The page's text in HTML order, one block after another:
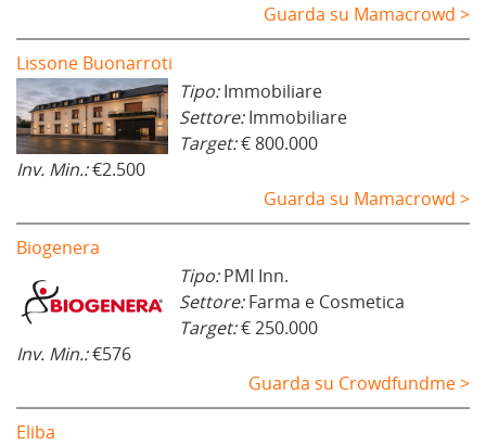
Guarda su Mamacrowd >
Lissone Buonarroti
Tipo:Immobiliare
Settore:Immobiliare
Target:€ 800.000
Inv. Min.:€2.500
Guarda su Mamacrowd >
Biogenera
Tipo:PMI Inn.
Settore:Farma e Cosmetica
Target:€ 250.000
Inv. Min.:€576
Guarda su Crowdfundme >
Eliba